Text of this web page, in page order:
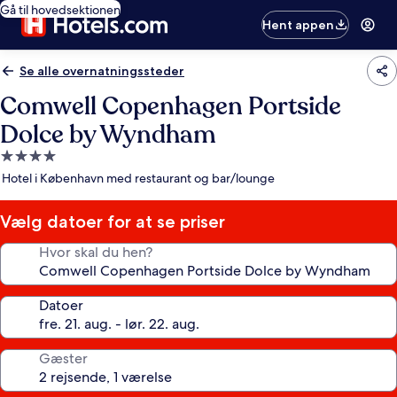
Gå til hovedsektionen
Hent appen
Se alle overnatningssteder
Comwell Copenhagen Portside
Dolce by Wyndham
4.0-
stjernet
Hotel i København med restaurant og bar/lounge
Vælg datoer for at se priser
Hvor skal du hen?
Datoer
Gæster